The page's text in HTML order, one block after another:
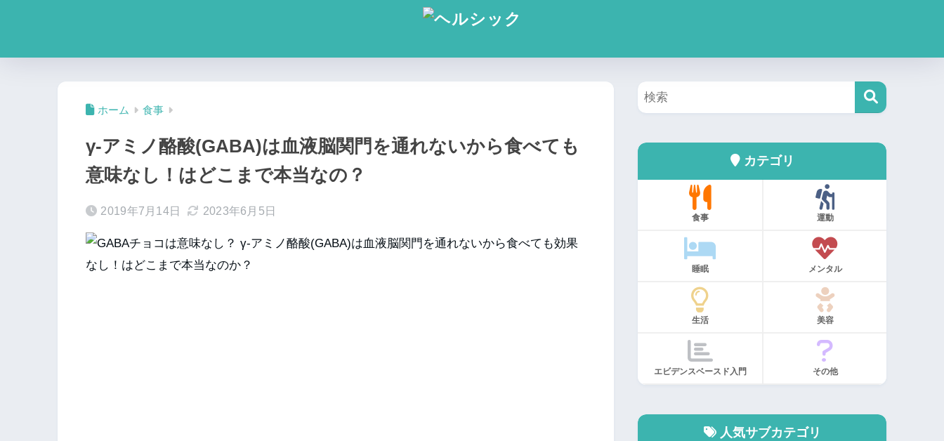
ホーム 食事
γ-アミノ酪酸(GABA)は血液脳関門を通れないから食べても
意味なし！はどこまで本当なの？
2019年7月14日 2023年6月5日
カテゴリ
食事 運動
睡眠 メンタル
生活 美容
エビデンスベースド入門 その他
人気サブカテゴリ